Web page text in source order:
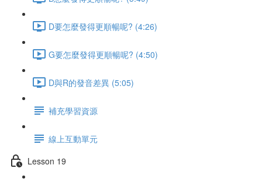
D要怎麼發得更順暢呢? (4:26)
G要怎麼發得更順暢呢? (4:50)
D與R的發音差異 (5:05)
補充學習資源
線上互動單元
Lesson 19